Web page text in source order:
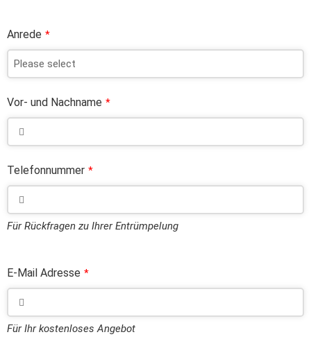
Anrede *
Vor- und Nachname *
Telefonnummer *
Für Rückfragen zu Ihrer Entrümpelung
E-Mail Adresse *
Für Ihr kostenloses Angebot